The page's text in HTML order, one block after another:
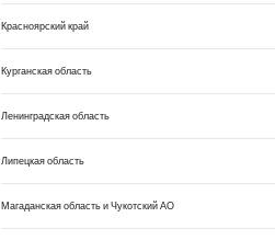
Красноярский край
Курганская область
Ленинградская область
Липецкая область
Магаданская область и Чукотский АО